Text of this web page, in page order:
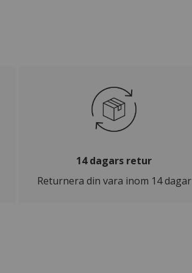
14 dagars retur
Returnera din vara inom 14 dagar